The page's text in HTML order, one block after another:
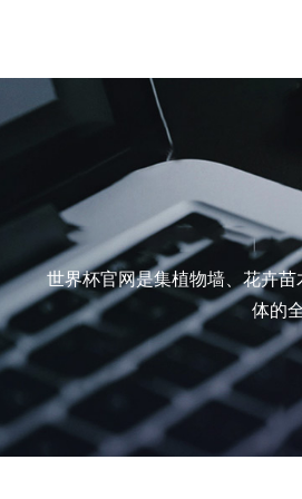
世界杯官网是集植物墙、花卉
体的